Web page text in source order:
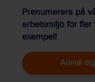
Prenumerera på
arbetsmiljö för fler
exempel!
Anmäl